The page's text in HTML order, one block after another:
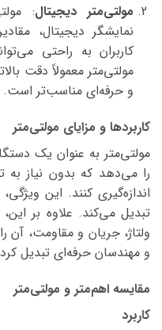
مولتی‌متر دیجیتال:
نمایشگر دیجیتال،
کاربران به راحتی
مولتی‌متر معمولاً دقت
و حرفه‌ای مناسب‌تر است.
کاربردها و مزایای مولتی‌متر
مولتی‌متر به عنوان یک
را می‌دهد که بدون نیاز به
اندازه‌گیری کنند. این
تبدیل می‌کند. علاوه بر
ولتاژ، جریان و مقاومت، آن
و مهندسان حرفه‌ای تبدیل
مقایسه اهم‌متر و مولتی‌متر
کاربرد